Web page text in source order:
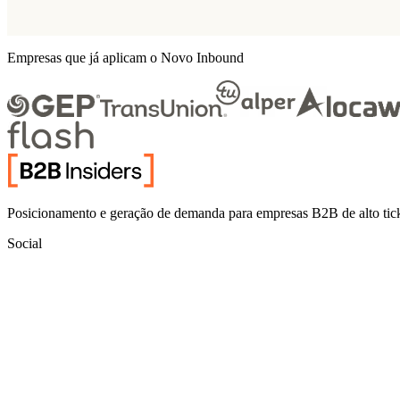
Empresas que já aplicam o Novo Inbound
Posicionamento e geração de demanda para empresas B2B de alto
Social